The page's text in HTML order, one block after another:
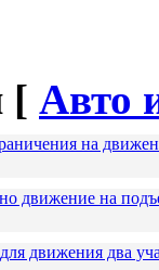
[ Авто
на
движение на
движения два